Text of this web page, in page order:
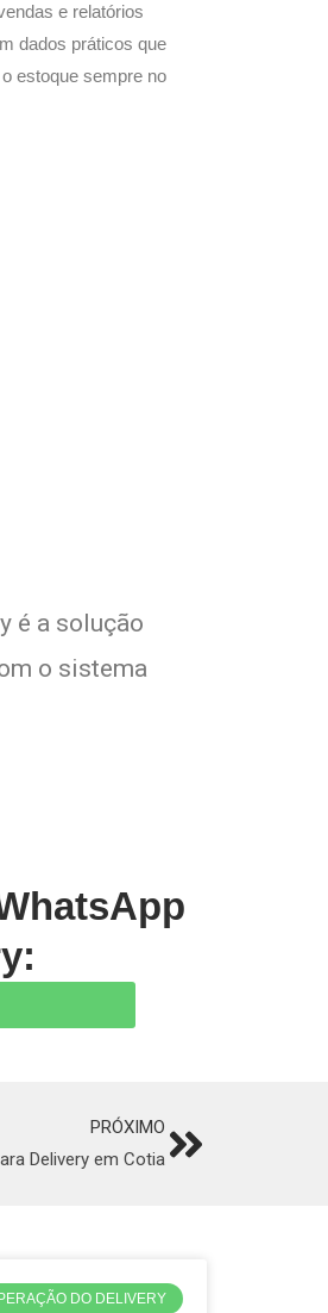
e relatórios
dados práticos que
estoque sempre no
é a solução
o sistema
PRÓXIMO
Delivery em Cotia Next
DO DELIVERY